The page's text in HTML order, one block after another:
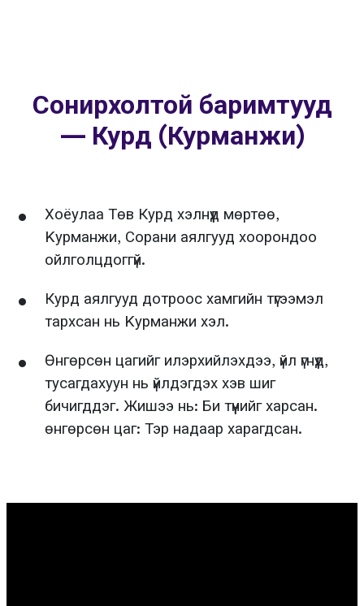
Сонирхолтой баримтууд
— Курд (Курманжи)
Хоёулаа Төв Курд хэлнүүд мөртөө,
Kурманжи, Сорани аялгууд хоорондоо
ойлголцдоггүй.
Курд аялгууд дотроос хамгийн түгээмэл
тархсан нь Kурманжи хэл.
Өнгөрсөн цагийг илэрхийлэхдээ, үйл үгнүүд,
тусагдахуун нь үйлдэгдэх хэв шиг
бичигддэг. Жишээ нь: Би түүнийг харсан.
өнгөрсөн цаг: Тэр надаар харагдсан.